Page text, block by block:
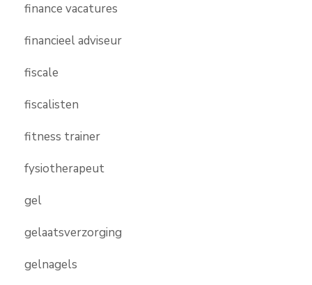
finance vacatures
financieel adviseur
fiscale
fiscalisten
fitness trainer
fysiotherapeut
gel
gelaatsverzorging
gelnagels